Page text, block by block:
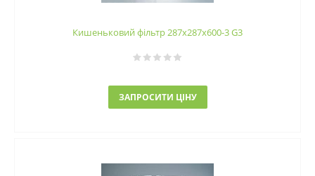
Кишеньковий фільтр 287х287х600-3 G3
ЗАПРОСИТИ ЦІНУ